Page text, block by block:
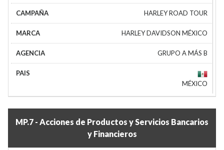
HARLEY ROAD TOUR
HARLEY DAVIDSON MÉXICO
GRUPO A MÁS B
MÉXICO
MP.7 - Acciones de Productos y Servicios Bancarios
y Financieros